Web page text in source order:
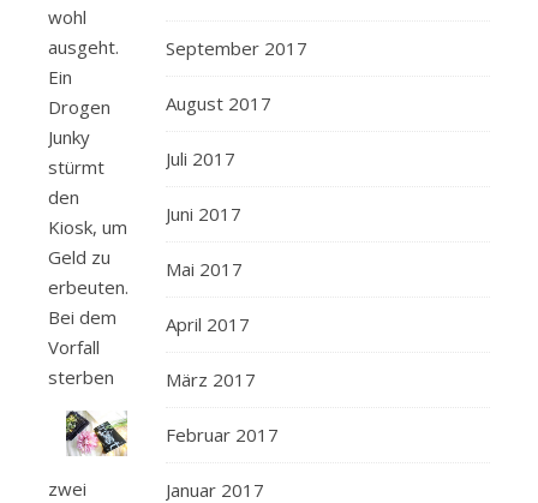
wohl
ausgeht.
Ein
Drogen
Junky
stürmt
den
Kiosk, um
Geld zu
erbeuten.
Bei dem
Vorfall
sterben
zwei
September 2017
August 2017
Juli 2017
Juni 2017
Mai 2017
April 2017
März 2017
Februar 2017
Januar 2017